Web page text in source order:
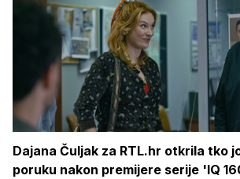
Dajana Čuljak za RTL.hr otkrila tko
poruku nakon premijere serije 'IQ